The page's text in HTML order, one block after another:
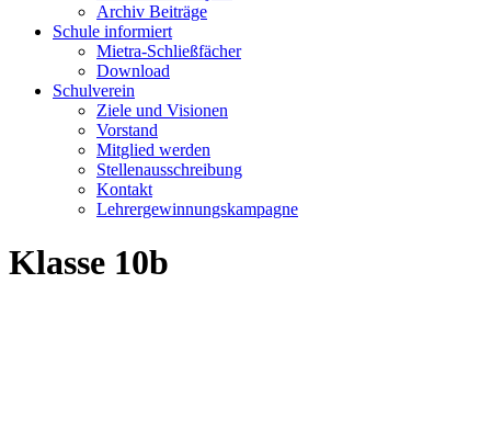
Archiv Beiträge
Schule informiert
Mietra-Schließfächer
Download
Schulverein
Ziele und Visionen
Vorstand
Mitglied werden
Stellenausschreibung
Kontakt
Lehrergewinnungskampagne
Klasse 10b